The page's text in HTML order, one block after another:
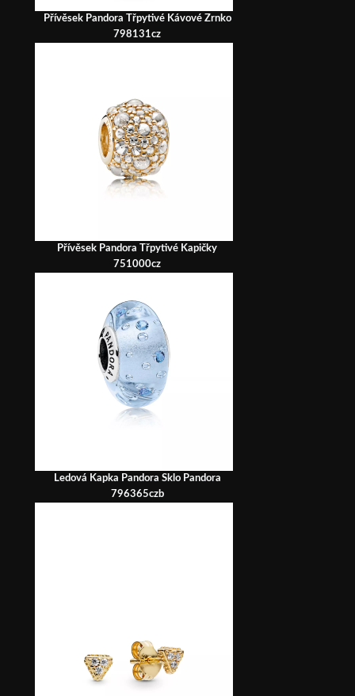
Přívěsek Pandora Třpytivé Kávové Zrnko
798131cz
Přívěsek Pandora Třpytivé Kapičky
751000cz
Ledová Kapka Pandora Sklo Pandora
796365czb